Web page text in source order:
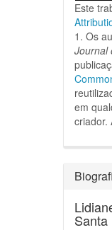
Este
1. Os
Journal
em
criador.
Santa